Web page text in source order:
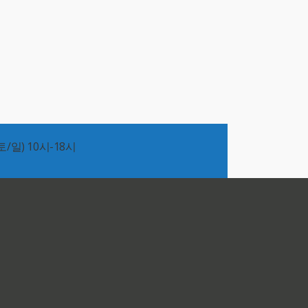
/일) 10시-18시